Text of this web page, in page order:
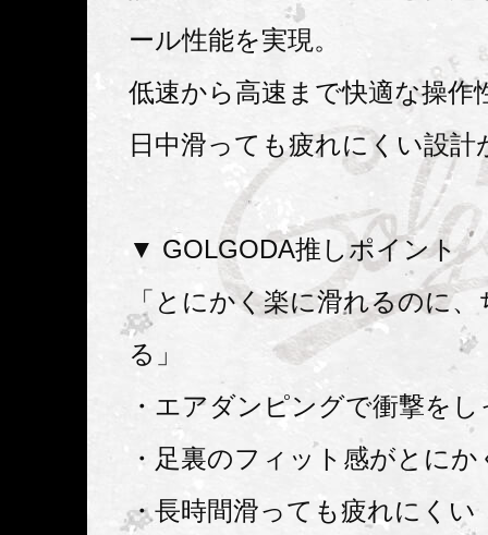
ール性能を実現。
低速から高速まで快適な操作
日中滑っても疲れにくい設計
▼ GOLGODA推しポイント
「とにかく楽に滑れるのに
る」
・エアダンピングで衝撃を
・足裏のフィット感がとにか
・長時間滑っても疲れにくい